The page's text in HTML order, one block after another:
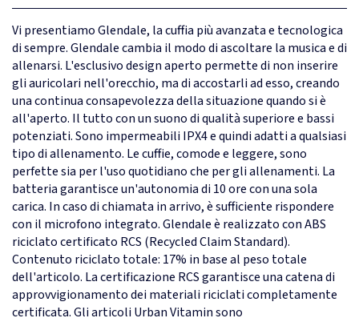
Vi presentiamo Glendale, la cuffia più avanzata e tecnologica
di sempre. Glendale cambia il modo di ascoltare la musica e di
allenarsi. L'esclusivo design aperto permette di non inserire
gli auricolari nell'orecchio, ma di accostarli ad esso, creando
una continua consapevolezza della situazione quando si è
all'aperto. Il tutto con un suono di qualità superiore e bassi
potenziati. Sono impermeabili IPX4 e quindi adatti a qualsiasi
tipo di allenamento. Le cuffie, comode e leggere, sono
perfette sia per l'uso quotidiano che per gli allenamenti. La
batteria garantisce un'autonomia di 10 ore con una sola
carica. In caso di chiamata in arrivo, è sufficiente rispondere
con il microfono integrato. Glendale è realizzato con ABS
riciclato certificato RCS (Recycled Claim Standard).
Contenuto riciclato totale: 17% in base al peso totale
dell'articolo. La certificazione RCS garantisce una catena di
approvvigionamento dei materiali riciclati completamente
certificata. Gli articoli Urban Vitamin sono